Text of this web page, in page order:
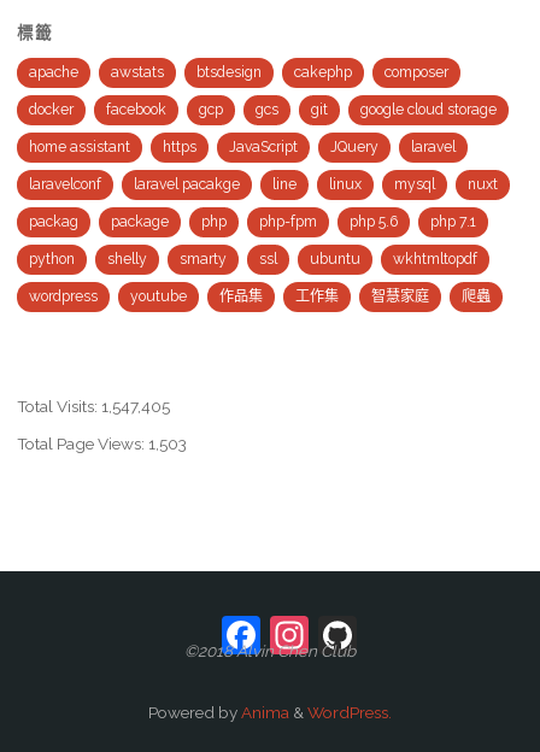
標籤
apache awstats btsdesign cakephp composer
docker facebook gcp gcs git google cloud storage
home assistant https JavaScript JQuery laravel
laravelconf laravel pacakge line linux mysql nuxt
packag package php php-fpm php 5.6 php 7.1
python shelly smarty ssl ubuntu wkhtmltopdf
wordpress youtube 作品集 工作集 智慧家庭 爬蟲
Total Visits: 1,547,405
Total Page Views: 1,503
Facebook
Instagram
©2018 Alvin Chen Club
Powered byAnima &WordPress.